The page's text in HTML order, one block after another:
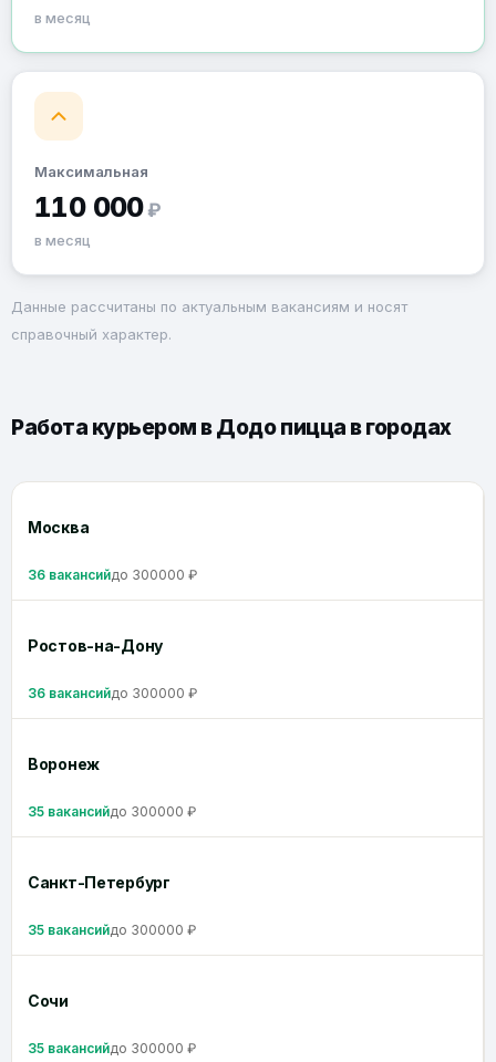
в месяц
Максимальная
110 000 ₽
в месяц
Данные рассчитаны по актуальным вакансиям и носят
справочный характер.
Работа курьером в Додо пицца в городах
Москва
36 вакансийдо 300000 ₽
Ростов-на-Дону
36 вакансийдо 300000 ₽
Воронеж
35 вакансийдо 300000 ₽
Санкт-Петербург
35 вакансийдо 300000 ₽
Сочи
35 вакансийдо 300000 ₽